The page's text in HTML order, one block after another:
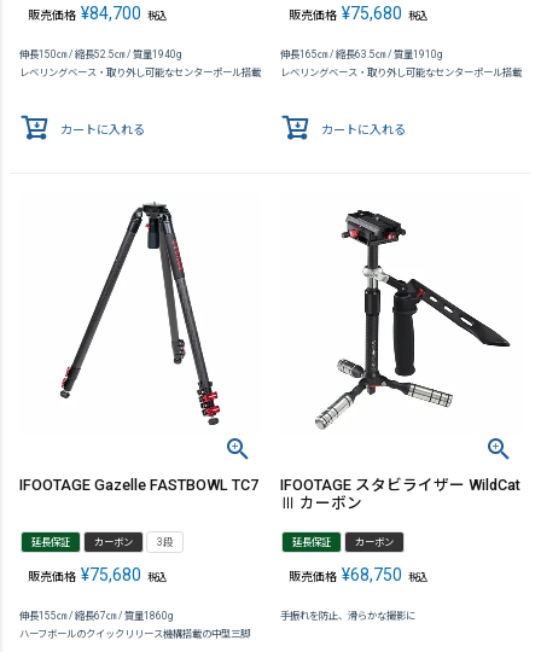
販売価格 ¥84,700 税込
伸長150㎝ / 縮長52.5㎝ / 質量1940g
レベリングベース・取り外し可能なセンターポール搭載
カートに入れる
販売価格 ¥75,680 税込
伸長165㎝ / 縮長63.5㎝ / 質量1910g
レベリングベース・取り外し可能なセンターポール搭載
カートに入れる
IFOOTAGE Gazelle FASTBOWL TC7
延長保証 カーボン 3段
販売価格 ¥75,680 税込
伸長155㎝ / 縮長67㎝ / 質量1860g
ハーフボールのクイックリリース機構搭載の中型三脚
IFOOTAGE スタビライザー WildCat
Ⅲ カーボン
延長保証 カーボン
販売価格 ¥68,750 税込
手振れを防止、滑らかな撮影に